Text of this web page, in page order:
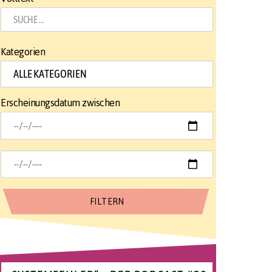
Kategorien
Erscheinungsdatum zwischen